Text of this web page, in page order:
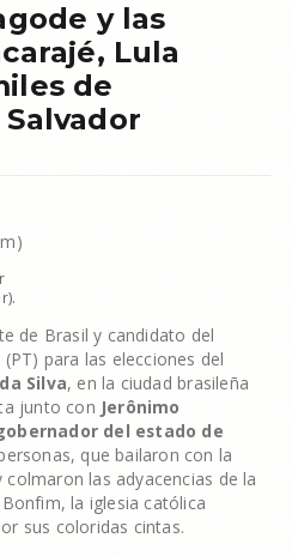
y las
Lula
de
de Brasil y candidato del
para las elecciones del
Silva, en la ciudad brasileña
junto con Jerônimo
del estado de
que bailaron con la
colmaron las adyacencias de la
la iglesia católica
sus coloridas cintas.